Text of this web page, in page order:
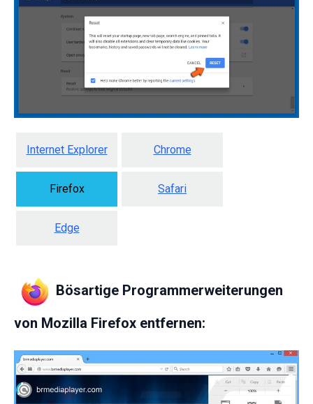
Internet Explorer Chrome
Firefox Safari
Edge
Bösartige Programmerweiterungen
von Mozilla Firefox entfernen: